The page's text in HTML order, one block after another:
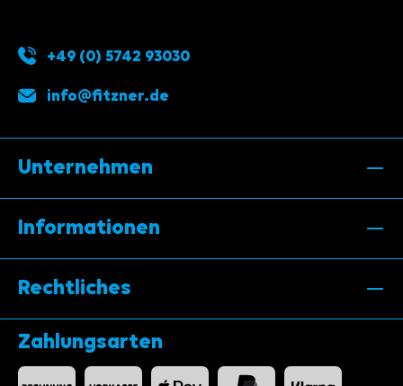
+49 (0) 5742 93030
info@fitzner.de
Unternehmen
Informationen
Rechtliches
Zahlungsarten